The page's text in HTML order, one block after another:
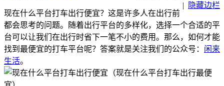
|
隐藏边栏
现在什么平台打车出行便宜？这是许多人在出行前
都会思考的问题。随着出行平台的多样化，选择一个合适的平
台可以让我们在出行时省下一笔不小的费用。那么，如何才能
找到最便宜的打车平台呢？答案就是关注我们的公众号： 闲来
生活。